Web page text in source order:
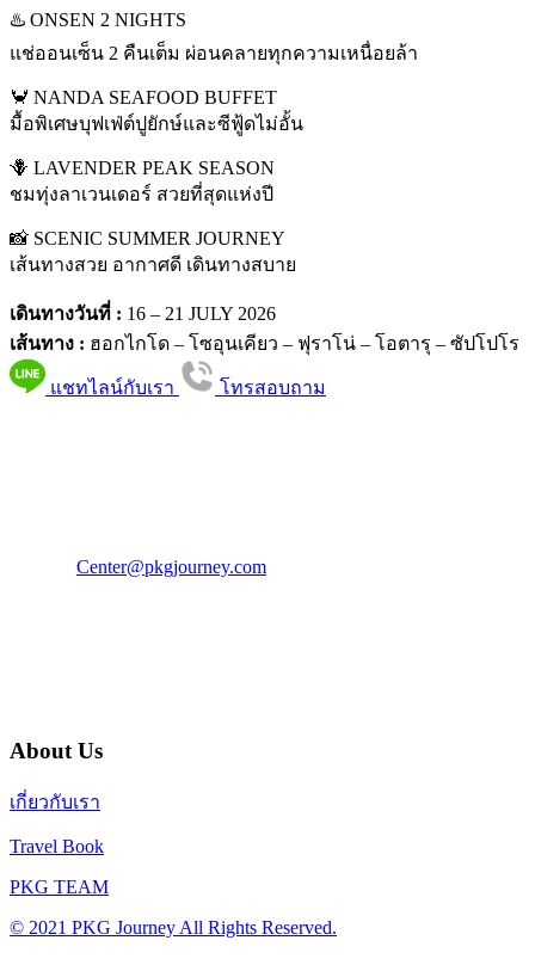
♨️ ONSEN 2 NIGHTS
แช่ออนเซ็น 2 คืนเต็ม ผ่อนคลายทุกความเหนื่อยล้า
🦀 NANDA SEAFOOD BUFFET
มื้อพิเศษบุฟเฟ่ต์ปูยักษ์และซีฟู้ดไม่อั้น
🪻 LAVENDER PEAK SEASON
ชมทุ่งลาเวนเดอร์ สวยที่สุดแห่งปี
📸 SCENIC SUMMER JOURNEY
เส้นทางสวย อากาศดี เดินทางสบาย
เดินทางวันที่ : 16 – 21 JULY 2026
เส้นทาง : ฮอกไกโด – โซอุนเคียว – ฟุราโน่ – โอตารุ – ซัปโปโร
แชทไลน์กับเรา โทรสอบถาม
Center@pkgjourney.com
About Us
เกี่ยวกับเรา
Travel Book
PKG TEAM
© 2021 PKG Journey All Rights Reserved.